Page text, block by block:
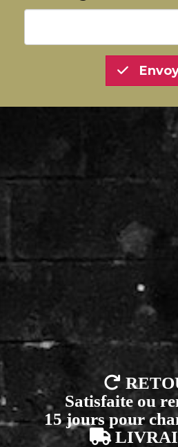

Satisfaite ou
15 jours pour
